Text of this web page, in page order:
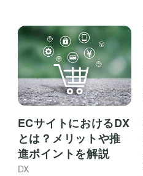
ECサイトにおけるDX
とは？メリットや推
進ポイントを解説
DX